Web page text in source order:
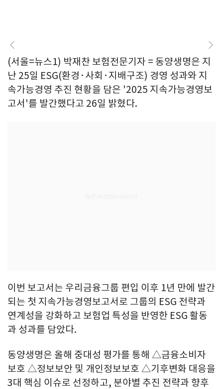
(서울=뉴스1) 박재찬 보험전문기자 = 동양생명은 지
난 25일 ESG(환경·사회·지배구조) 경영 성과와 지
속가능경영 추진 현황을 담은 '2025 지속가능경영보
고서'를 발간했다고 26일 밝혔다.
이번 보고서는 우리금융그룹 편입 이후 1년 만에 발간
되는 첫 지속가능경영보고서로 그룹의 ESG 전략과
연계성을 강화하고 보험업 특성을 반영한 ESG 활동
과 성과를 담았다.
동양생명은 올해 중대성 평가를 통해 △금융소비자
보호 △정보보안 및 개인정보보호 △기후변화 대응을
3대 핵심 이슈로 선정하고, 분야별 추진 전략과 향후